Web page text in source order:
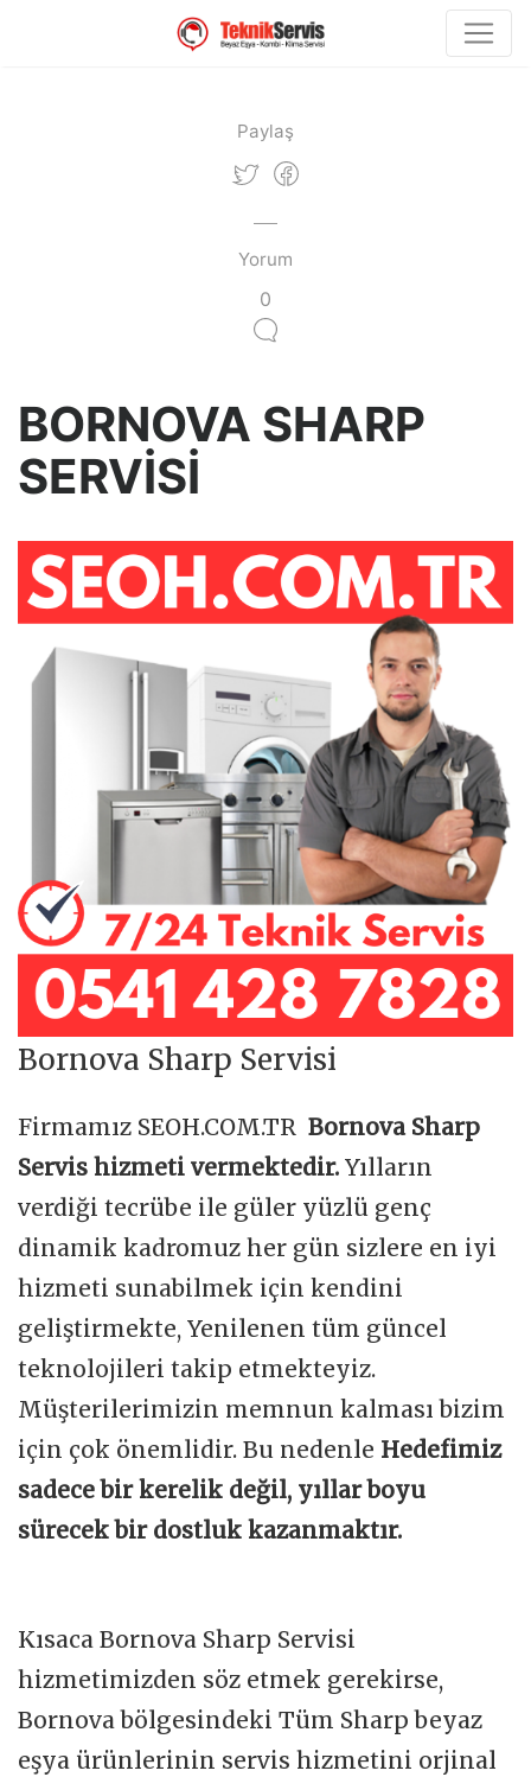
Paylaş
Yorum
0
BORNOVA SHARP
SERVİSİ
Bornova Sharp Servisi
Firmamız SEOH.COM.TR Bornova Sharp
Servis hizmeti vermektedir. Yılların
verdiği tecrübe ile güler yüzlü genç
dinamik kadromuz her gün sizlere en iyi
hizmeti sunabilmek için kendini
geliştirmekte, Yenilenen tüm güncel
teknolojileri takip etmekteyiz.
Müşterilerimizin memnun kalması bizim
için çok önemlidir. Bu nedenle Hedefimiz
sadece bir kerelik değil, yıllar boyu
sürecek bir dostluk kazanmaktır.
Kısaca Bornova Sharp Servisi
hizmetimizden söz etmek gerekirse,
Bornova bölgesindeki Tüm Sharp beyaz
eşya ürünlerinin servis hizmetini orjinal